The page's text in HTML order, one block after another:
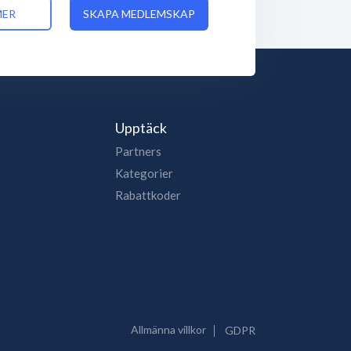
SKAPA MEDLEMSKAP
Upptäck
Partners
Kategorier
Rabattkoder
Allmänna villkor GDPR